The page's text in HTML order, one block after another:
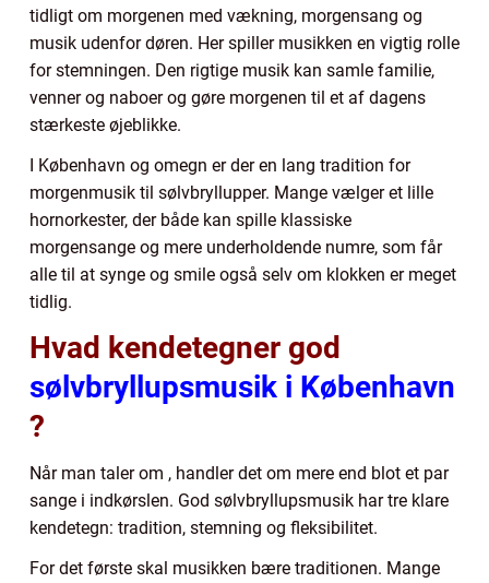
tidligt om morgenen med vækning, morgensang og
musik udenfor døren. Her spiller musikken en vigtig rolle
for stemningen. Den rigtige musik kan samle familie,
venner og naboer og gøre morgenen til et af dagens
stærkeste øjeblikke.
I København og omegn er der en lang tradition for
morgenmusik til sølvbryllupper. Mange vælger et lille
hornorkester, der både kan spille klassiske
morgensange og mere underholdende numre, som får
alle til at synge og smile også selv om klokken er meget
tidlig.
Hvad kendetegner god
sølvbryllupsmusik i København
?
Når man taler om , handler det om mere end blot et par
sange i indkørslen. God sølvbryllupsmusik har tre klare
kendetegn: tradition, stemning og fleksibilitet.
For det første skal musikken bære traditionen. Mange